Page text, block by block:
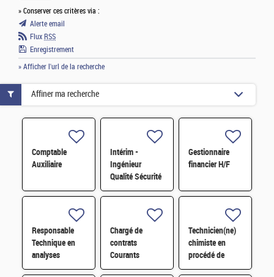
» Conserver ces critères via :
Alerte email
Flux RSS
Enregistrement
» Afficher l'url de la recherche
Comptable
Auxiliaire
Intérim -
Ingénieur
Qualité Sécurité
Environnement
Gestionnaire
financier H/F
Responsable
Technique en
analyses
radiologiques
Chargé de
contrats
Courants
Faibles (CFA)
Technicien(ne)
chimiste en
procédé de
conversion H/F
Affiner ma recherche